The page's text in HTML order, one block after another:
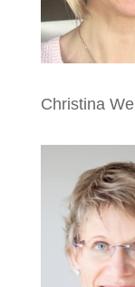
Christina